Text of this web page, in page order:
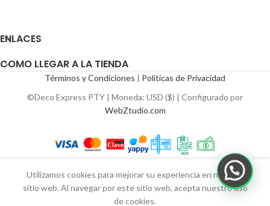
ENLACES
COMO LLEGAR A LA TIENDA
Términos y Condiciones | Políticas de Privacidad
©Deco Express PTY | Moneda: USD ($) | Configurado por
WebZtudio.com
Utilizamos cookies para mejorar su experiencia en nuestro
sitio web. Al navegar por este sitio web, acepta nuestro uso
de cookies.